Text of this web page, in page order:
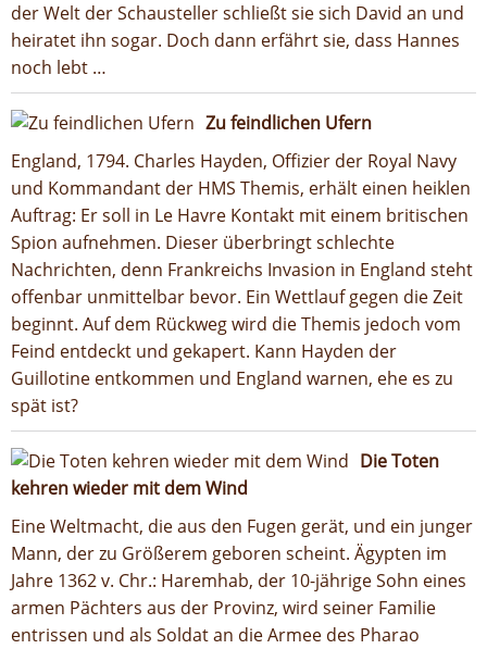
der Welt der Schausteller schließt sie sich David an und
heiratet ihn sogar. Doch dann erfährt sie, dass Hannes
noch lebt …
Zu feindlichen Ufern
England, 1794. Charles Hayden, Offizier der Royal Navy
und Kommandant der HMS Themis, erhält einen heiklen
Auftrag: Er soll in Le Havre Kontakt mit einem britischen
Spion aufnehmen. Dieser überbringt schlechte
Nachrichten, denn Frankreichs Invasion in England steht
offenbar unmittelbar bevor. Ein Wettlauf gegen die Zeit
beginnt. Auf dem Rückweg wird die Themis jedoch vom
Feind entdeckt und gekapert. Kann Hayden der
Guillotine entkommen und England warnen, ehe es zu
spät ist?
Die Toten
kehren wieder mit dem Wind
Eine Weltmacht, die aus den Fugen gerät, und ein junger
Mann, der zu Größerem geboren scheint. Ägypten im
Jahre 1362 v. Chr.: Haremhab, der 10-jährige Sohn eines
armen Pächters aus der Provinz, wird seiner Familie
entrissen und als Soldat an die Armee des Pharao